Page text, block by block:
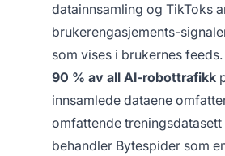
datainnsamling og TikToks
brukerengasjements-
som vises i brukernes
90 % av all AI-robottrafikk
innsamlede dataene
omfattende
behandler Bytespider som